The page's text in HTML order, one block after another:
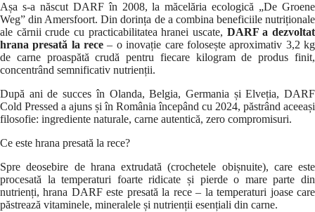
Așa s-a născut DARF în 2008, la măcelăria ecologică „De Groene
Weg” din Amersfoort. Din dorința de a combina beneficiile nutriționale
ale cărnii crude cu practicabilitatea hranei uscate, DARF a dezvoltat
hrana presată la rece – o inovație care folosește aproximativ 3,2 kg
de carne proaspătă crudă pentru fiecare kilogram de produs finit,
concentrând semnificativ nutrienții.
După ani de succes în Olanda, Belgia, Germania și Elveția, DARF
Cold Pressed a ajuns și în România începând cu 2024, păstrând aceeași
filosofie: ingrediente naturale, carne autentică, zero compromisuri.
Ce este hrana presată la rece?
Spre deosebire de hrana extrudată (crochetele obișnuite), care este
procesată la temperaturi foarte ridicate și pierde o mare parte din
nutrienți, hrana DARF este presată la rece – la temperaturi joase care
păstrează vitaminele, mineralele și nutrienții esențiali din carne.